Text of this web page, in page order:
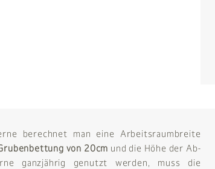
berechnet man eine Arbeitsraumbreite
von 20cm und die Höhe der Ab-
ganzjährig genutzt werden, muss die